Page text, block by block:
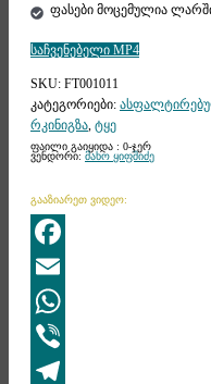
ფასები მოცემულია
საჩვენებელი MP4
SKU: FT001011
კატეგორიები:
რკინიგზა, ტყე
ფაილი გაიყიდა : 0-ჯერ
ვენდორი: მახო ყიფშიძე
გააზიარეთ ვიდეო:
Facebook
Email
WhatsApp
Viber